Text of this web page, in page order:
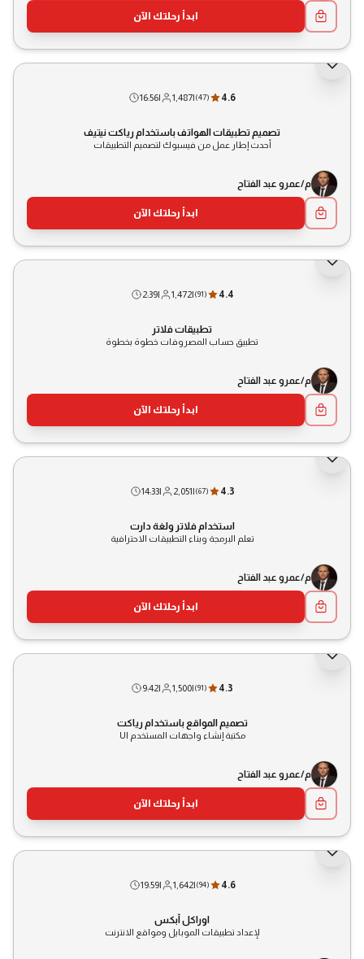
ابدأ رحلتك الآن
4.6
(47)
|
1,487
|
16:56
تصميم تطبيقات الهواتف باستخدام رياكت نيتيف
أحدث إطار عمل من فيسبوك لتصميم التطبيقات
م/عمرو عبد الفتاح
ابدأ رحلتك الآن
4.4
(91)
|
1,472
|
2:39
تطبيقات فلاتر
تطبيق حساب المصروفات خطوة بخطوة
م/عمرو عبد الفتاح
ابدأ رحلتك الآن
4.3
(67)
|
2,051
|
14:33
استخدام فلاتر ولغة دارت
تعلم البرمجة وبناء التطبيقات الاحترافية
م/عمرو عبد الفتاح
ابدأ رحلتك الآن
4.3
(91)
|
1,500
|
9:42
تصميم المواقع باستخدام رياكت
مكتبة إنشاء واجهات المستخدم UI
م/عمرو عبد الفتاح
ابدأ رحلتك الآن
4.6
(94)
|
1,642
|
19:59
اوراكل أبكس
لإعداد تطبيقات الموبايل ومواقع الانترنت